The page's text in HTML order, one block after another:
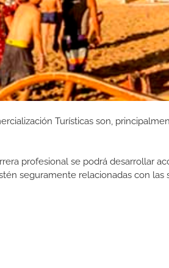
Turísticas son,
profesional se podrá desarrollar
seguramente relacionadas con las